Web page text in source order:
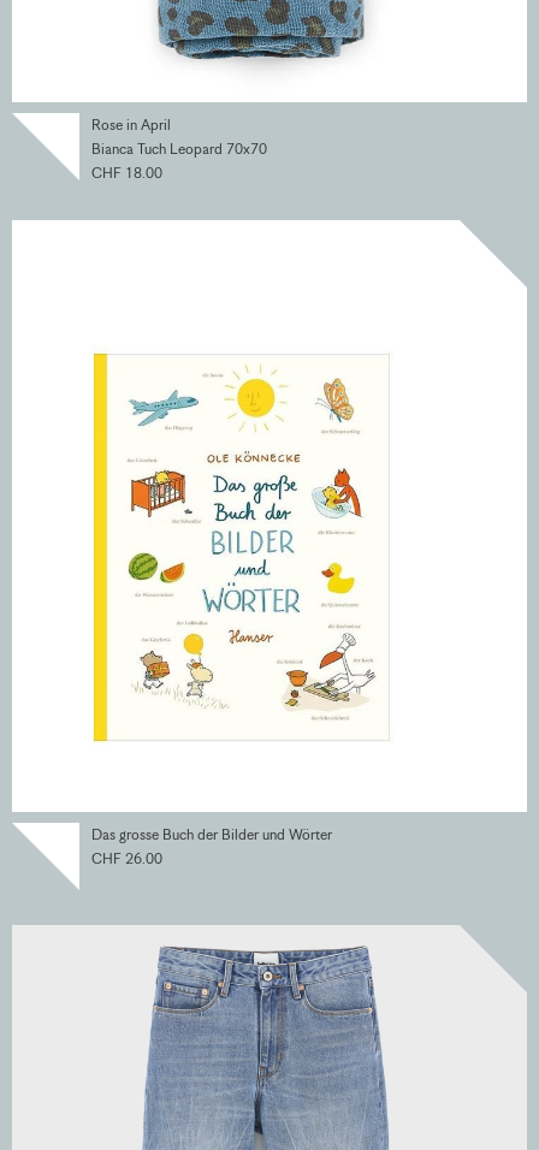
Rose in April
Bianca Tuch Leopard 70x70
CHF 18.00
Das grosse Buch der Bilder und Wörter
CHF 26.00